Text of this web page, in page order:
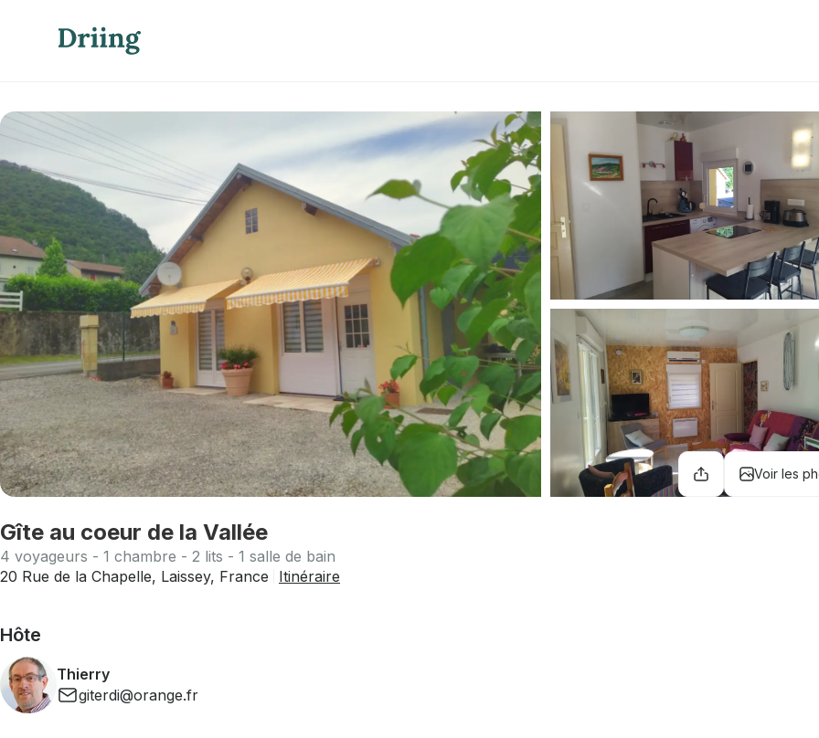
Voir les
Gîte au coeur de la Vallée
4 voyageurs - 1 chambre - 2 lits - 1 salle de bain
20 Rue de la Chapelle, Laissey, France
Itinéraire
Hôte
Thierry
giterdi@orange.fr